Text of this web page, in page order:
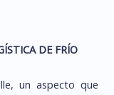
DE FRÍO
un aspecto que